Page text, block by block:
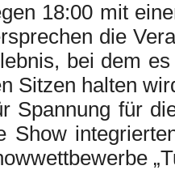
18:00 mit
die
bei dem
Sitzen halten
Spannung für
Show